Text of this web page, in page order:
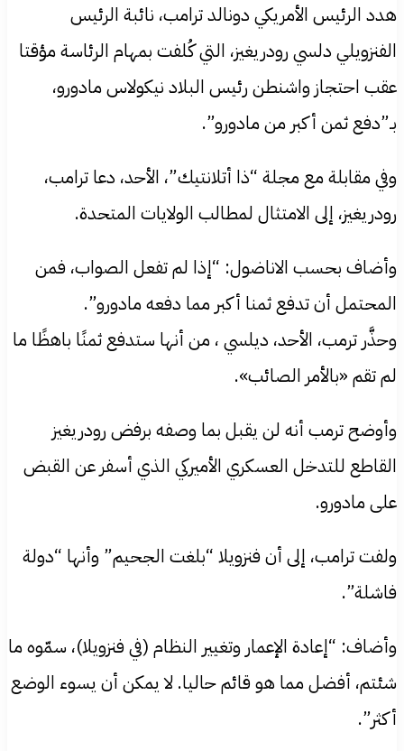
هدد الرئيس الأمريكي دونالد ترامب، نائبة الرئيس
الفنزويلي دلسي رودريغيز، التي كُلفت بمهام الرئاسة مؤقتا
عقب احتجاز واشنطن رئيس البلاد نيكولاس مادورو،
بـ”دفع ثمن أكبر من مادورو”.
وفي مقابلة مع مجلة “ذا أتلانتيك”، الأحد، دعا ترامب،
رودريغيز، إلى الامتثال لمطالب الولايات المتحدة.
وأضاف بحسب الاناضول: “إذا لم تفعل الصواب، فمن
المحتمل أن تدفع ثمنا أكبر مما دفعه مادورو”.
وحذَّر ترمب، الأحد، ديلسي ، من أنها ستدفع ثمنًا باهظًا ما
لم تقم «بالأمر الصائب».
وأوضح ترمب أنه لن يقبل بما وصفه برفض رودريغيز
القاطع للتدخل العسكري الأميركي الذي أسفر عن القبض
على مادورو.
ولفت ترامب، إلى أن فنزويلا “بلغت الجحيم” وأنها “دولة
فاشلة”.
وأضاف: “إعادة الإعمار وتغيير النظام (في فنزويلا)، سمّوه ما
شئتم، أفضل مما هو قائم حاليا. لا يمكن أن يسوء الوضع
أكثر”.